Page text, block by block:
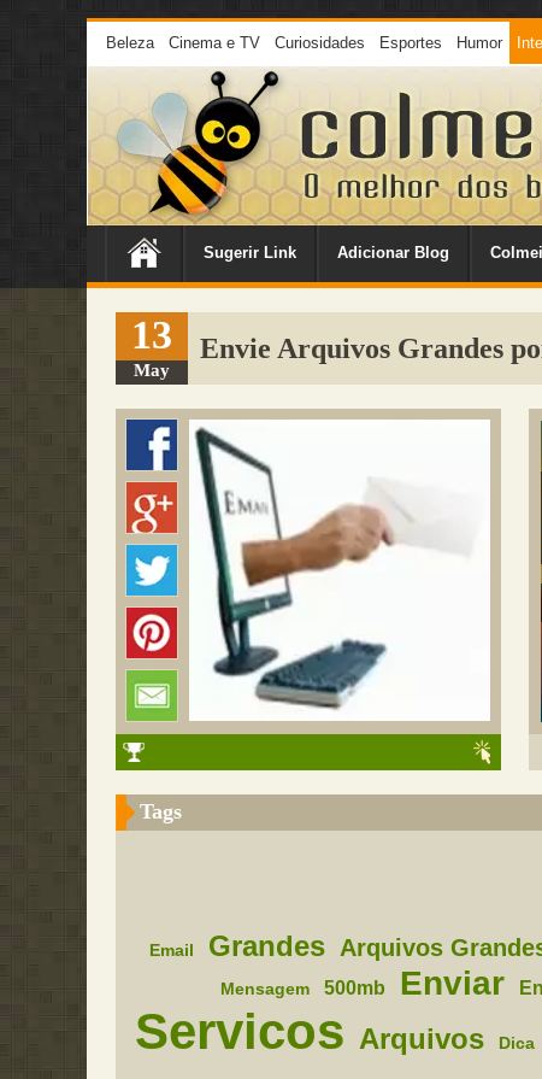
Beleza Cinema e TV Curiosidades Esportes Humor
Sugerir Link Adicionar Blog
13
May
Envie Arquivos Grandes
Tags
Email Grandes Arquivos
Mensagem 500mb Enviar
Servicos Arquivos Dica